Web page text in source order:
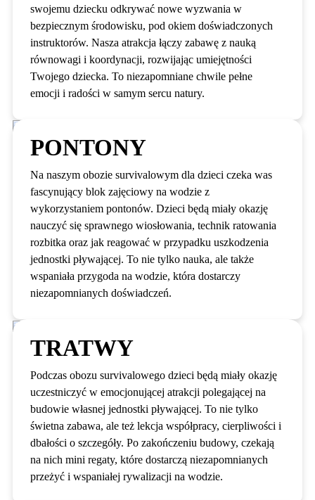
swojemu dziecku odkrywać nowe wyzwania w
bezpiecznym środowisku, pod okiem doświadczonych
instruktorów. Nasza atrakcja łączy zabawę z nauką
równowagi i koordynacji, rozwijając umiejętności
Twojego dziecka. To niezapomniane chwile pełne
emocji i radości w samym sercu natury.
PONTONY
Na naszym obozie survivalowym dla dzieci czeka was
fascynujący blok zajęciowy na wodzie z
wykorzystaniem pontonów. Dzieci będą miały okazję
nauczyć się sprawnego wiosłowania, technik ratowania
rozbitka oraz jak reagować w przypadku uszkodzenia
jednostki pływającej. To nie tylko nauka, ale także
wspaniała przygoda na wodzie, która dostarczy
niezapomnianych doświadczeń.
TRATWY
Podczas obozu survivalowego dzieci będą miały okazję
uczestniczyć w emocjonującej atrakcji polegającej na
budowie własnej jednostki pływającej. To nie tylko
świetna zabawa, ale też lekcja współpracy, cierpliwości i
dbałości o szczegóły. Po zakończeniu budowy, czekają
na nich mini regaty, które dostarczą niezapomnianych
przeżyć i wspaniałej rywalizacji na wodzie.